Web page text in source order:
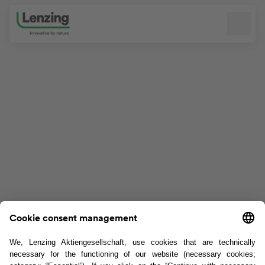
Navigation überspringen